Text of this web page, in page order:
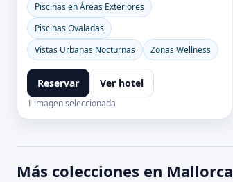
Piscinas en Áreas Exteriores
Piscinas Ovaladas
Vistas Urbanas Nocturnas
Zonas Wellness
Reservar Ver hotel
1 imagen seleccionada
Más colecciones en Mallorca